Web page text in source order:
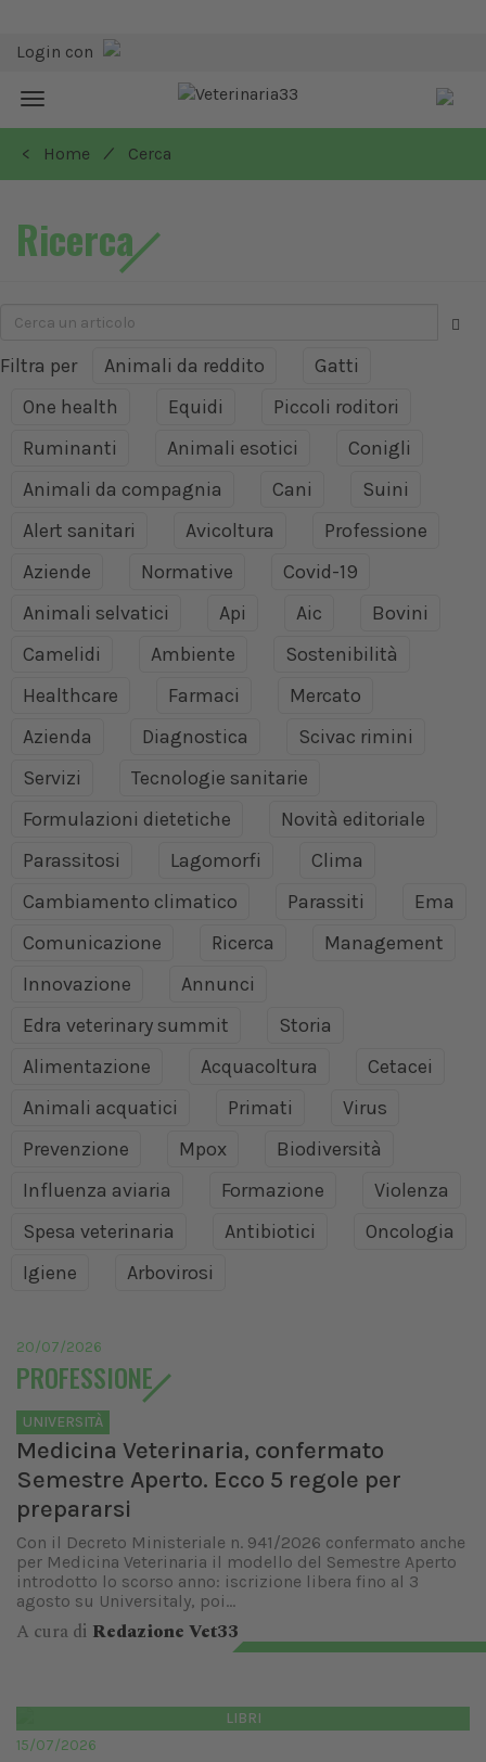
Login con
Toggle
navigation
< Home
/ Cerca
Ricerca
Filtra per Animali da reddito
Gatti
One health
Equidi
Piccoli roditori
Ruminanti
Animali esotici
Conigli
Animali da compagnia
Cani
Suini
Alert sanitari
Avicoltura
Professione
Aziende
Normative
Covid-19
Animali selvatici
Api Aic
Bovini
Camelidi
Ambiente
Sostenibilità
Healthcare
Farmaci
Mercato
Azienda
Diagnostica
Scivac rimini
Servizi
Tecnologie sanitarie
Formulazioni dietetiche
Novità editoriale
Parassitosi
Lagomorfi
Clima
Cambiamento climatico
Parassiti
Ema
Comunicazione
Ricerca
Management
Innovazione
Annunci
Edra veterinary summit
Storia
Alimentazione
Acquacoltura
Cetacei
Animali acquatici
Primati
Virus
Prevenzione
Mpox
Biodiversità
Influenza aviaria
Formazione
Violenza
Spesa veterinaria
Antibiotici
Oncologia
Igiene
Arbovirosi
20/07/2026
PROFESSIONE
UNIVERSITÀ
Medicina Veterinaria, confermato
Semestre Aperto. Ecco 5 regole per
prepararsi
Con il Decreto Ministeriale n. 941/2026 confermato anche
per Medicina Veterinaria il modello del Semestre Aperto
introdotto lo scorso anno: iscrizione libera fino al 3
agosto su Universitaly, poi...
A cura di Redazione Vet33
LIBRI
15/07/2026